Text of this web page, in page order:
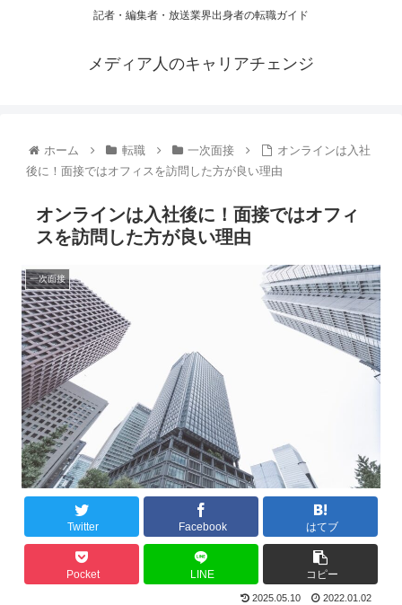
記者・編集者・放送業界出身者の転職ガイド
メディア人のキャリアチェンジ
ホーム 転職 一次面接
オンラインは入社
後に！面接ではオフィスを訪問した方が良い理由
オンラインは入社後に！面接ではオフィ
スを訪問した方が良い理由
一次面接
Twitter Facebook はてブ
Pocket LINE コピー
2025.05.10 2022.01.02